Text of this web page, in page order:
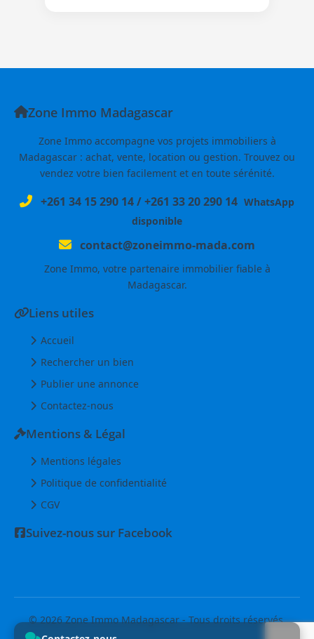
Zone Immo Madagascar
Zone Immo accompagne vos projets immobiliers à
Madagascar : achat, vente, location ou gestion. Trouvez ou
vendez votre bien facilement et en toute sérénité.
+261 34 15 290 14/+261 33 20 290 14 WhatsApp
disponible
contact@zoneimmo-mada.com
Zone Immo, votre partenaire immobilier fiable à
Madagascar.
Liens utiles
Accueil
Rechercher un bien
Publier une annonce
Contactez-nous
Mentions & Légal
Mentions légales
Politique de confidentialité
CGV
Suivez-nous sur Facebook
© 2026 Zone Immo Madagascar - Tous droits réservés.